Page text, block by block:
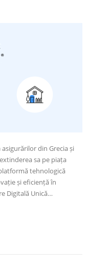
din Grecia și
sa pe piața
tehnologică
și eficiență în
Digitală Unică…